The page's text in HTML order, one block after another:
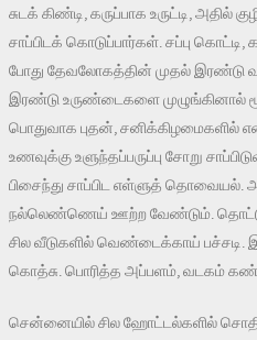
சுடக் கிண்டி, கருப்பாக உருட்டி,
சாப்பிடக் கொடுப்பார்கள். சப்பு
போது தேவலோகத்தின் முதல் இரண்டு
இரண்டு உருண்டைகளை முழுங்கினால்
பொதுவாக புதன், சனிக்கிழமைகளில்
உணவுக்கு உளுந்தப்பருப்பு சோறு
பிசைந்து சாப்பிட எள்ளுத் தொவையல்.
நல்லெண்ணெய் ஊற்ற வேண்டும்.
சில வீடுகளில் வெண்டைக்காய் பச்சடி.
கொத்சு. பொரித்த அப்பளம், வடகம்
சென்னையில் சில ஹோட்டல்களில் சொதி